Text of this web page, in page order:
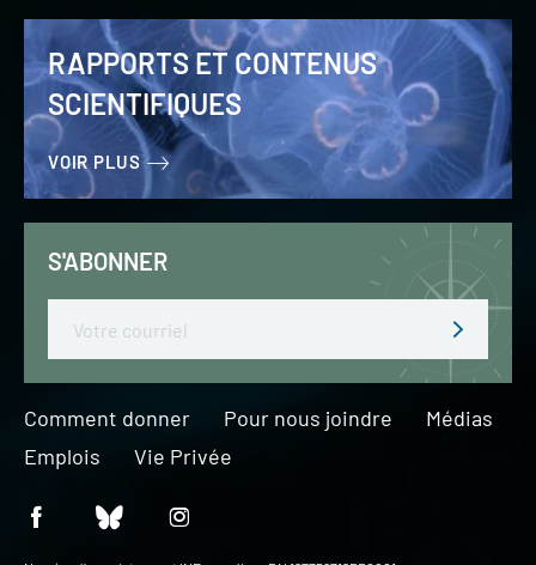
RAPPORTS ET CONTENUS
SCIENTIFIQUES
VOIR PLUS
S'ABONNER
Comment donner Pour nous joindre
Médias
Emplois
Vie Privée